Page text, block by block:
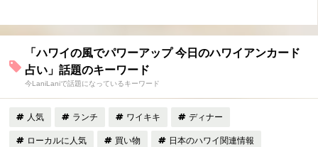
「ハワイの風でパワーアップ 今日のハワイアンカード
占い」話題のキーワード
今LaniLaniで話題になっているキーワード
人気 ランチ ワイキキ ディナー
ローカルに人気 買い物 日本のハワイ関連情報